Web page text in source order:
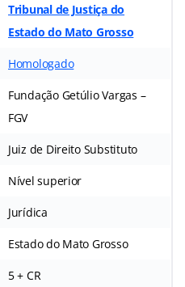
Tribunal de Justiça do
Estado do Mato Grosso
Homologado
Fundação Getúlio Vargas –
FGV
Juiz de Direito Substituto
Nível superior
Jurídica
Estado do Mato Grosso
5 + CR